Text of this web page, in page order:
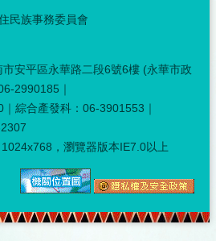
民族事務委員會
安平區永華路二段6號6樓 (永華市政
2990185｜
綜合產發科：06-3901553｜
，瀏覽器版本IE7.0以上